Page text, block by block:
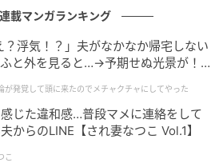
がってもらっていました。そん
はどこかで「自分は特別に大事
れない」と思うようになってし
その先輩はかなりの女性好き
はほとんど同じように接してい
私に向けられていたやさしさ
載マンガランキング
？浮気！？」夫がなかなか帰宅しない
と外を見ると…→予期せぬ光景が！
してやった
が発覚して頭に来たのでメチャクチャにしてやった
じた違和感…普段マメに連絡をして
からのLINE【され妻なつこ Vol.1】
こ